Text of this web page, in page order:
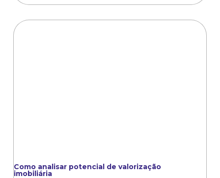
Como analisar potencial de valorização
imobiliária